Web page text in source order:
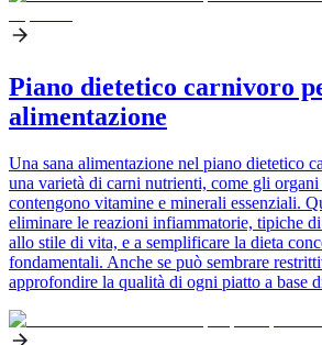
Piano dietetico carnivoro
alimentazione
Una sana alimentazione nel piano dietetico
una varietà di carni nutrienti, come gli
contengono vitamine e minerali essenziali.
eliminare le reazioni infiammatorie, tipiche
allo stile di vita, e a semplificare la dieta
fondamentali. Anche se può sembrare
approfondire la qualità di ogni piatto a base